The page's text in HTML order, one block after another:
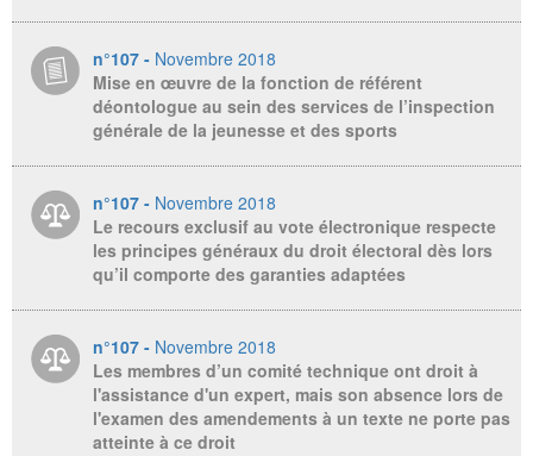
n°107 - Novembre 2018
Mise en œuvre de la fonction de référent
déontologue au sein des services de l’inspection
générale de la jeunesse et des sports
n°107 - Novembre 2018
Le recours exclusif au vote électronique respecte
les principes généraux du droit électoral dès lors
qu’il comporte des garanties adaptées
n°107 - Novembre 2018
Les membres d’un comité technique ont droit à
l'assistance d'un expert, mais son absence lors de
l'examen des amendements à un texte ne porte pas
atteinte à ce droit